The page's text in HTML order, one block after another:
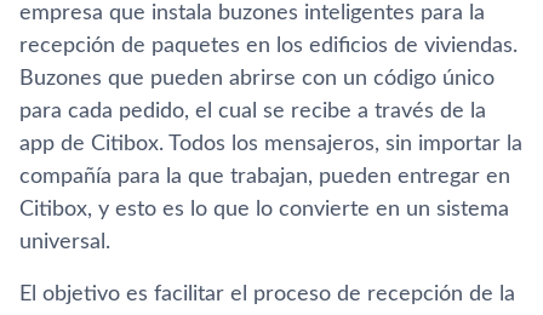
empresa que instala buzones inteligentes para la
recepción de paquetes en los edificios de viviendas.
Buzones que pueden abrirse con un código único
para cada pedido, el cual se recibe a través de la
app de Citibox. Todos los mensajeros, sin importar la
compañí­a para la que trabajan, pueden entregar en
Citibox, y esto es lo que lo convierte en un sistema
universal.
El objetivo es facilitar el proceso de recepción de la